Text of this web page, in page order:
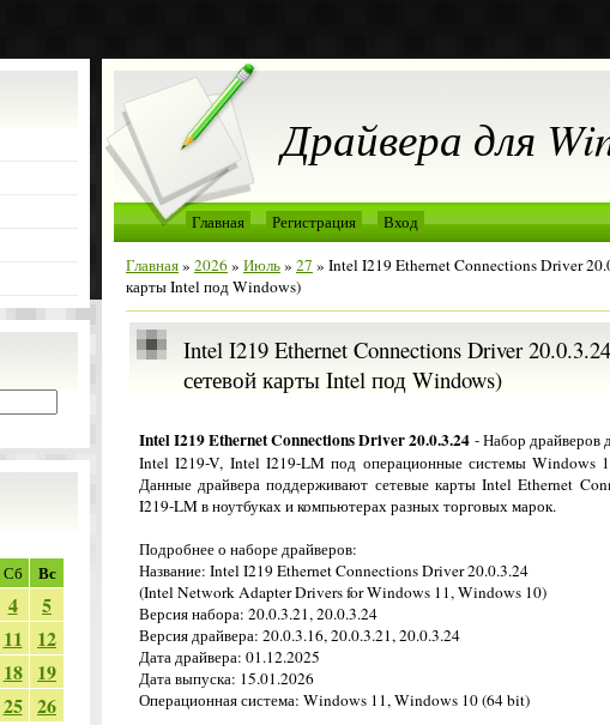
Сб Вс
4
5
11
12
18 19
25 26
Драйвера для
Главная Регистрация
Вход
Главная» 2026» Июль» 27 » Intel I219 Ethernet Connections Driver
карты Intel под Windows)
Intel I219 Ethernet Connections Driver
сетевой карты Intel под Windows)
Intel I219 Ethernet Connections Driver 20.0.3.24 - Набор драйверов
Intel I219-V, Intel I219-LM под операционные системы Windows
Данные драйвера поддерживают сетевые карты Intel Ethernet
I219-LM в ноутбуках и компьютерах разных торговых марок.
Подробнее о наборе драйверов:
Название: Intel I219 Ethernet Connections Driver 20.0.3.24
(Intel Network Adapter Drivers for Windows 11, Windows 10)
Версия набора: 20.0.3.21, 20.0.3.24
Версия драйвера: 20.0.3.16, 20.0.3.21, 20.0.3.24
Дата драйвера: 01.12.2025
Дата выпуска: 15.01.2026
Операционная система: Windows 11, Windows 10 (64 bit)